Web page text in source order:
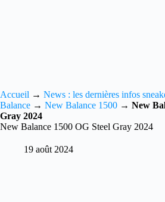
Accueil → News : les dernières infos
Balance → New Balance 1500 → New
Gray 2024
New Balance 1500 OG Steel Gray 2024
19 août 2024